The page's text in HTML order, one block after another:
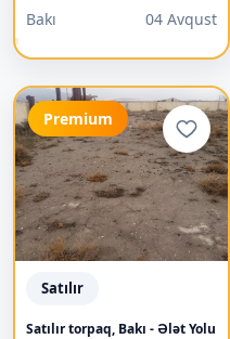
Bakı 04 Avqust
Premium
Satılır
Satılır torpaq, Bakı - Ələt Yolu